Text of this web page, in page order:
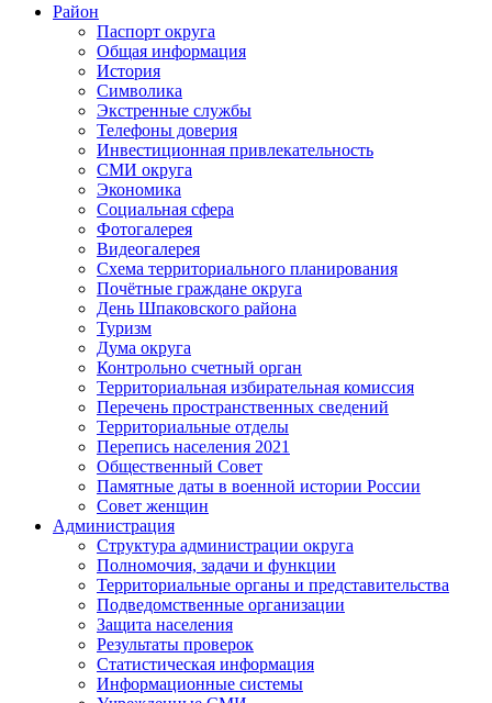
Район
Паспорт округа
Общая информация
История
Символика
Экстренные службы
Телефоны доверия
Инвестиционная привлекательность
СМИ округа
Экономика
Социальная сфера
Фотогалерея
Видеогалерея
Схема территориального планирования
Почётные граждане округа
День Шпаковского района
Туризм
Дума округа
Контрольно счетный орган
Территориальная избирательная комиссия
Перечень пространственных сведений
Территориальные отделы
Перепись населения 2021
Общественный Совет
Памятные даты в военной истории России
Совет женщин
Администрация
Структура администрации округа
Полномочия, задачи и функции
Территориальные органы и представительства
Подведомственные организации
Защита населения
Результаты проверок
Статистическая информация
Информационные системы